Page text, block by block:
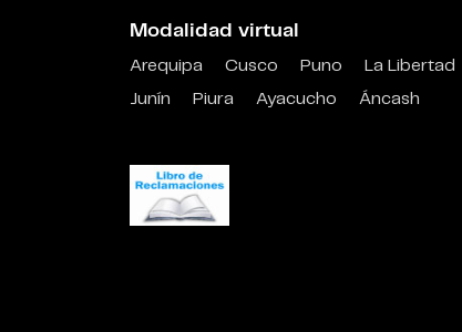
Modalidad virtual
Arequipa Cusco Puno
La Libertad
Junín
Piura Ayacucho Áncash